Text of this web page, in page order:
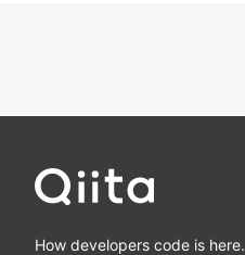
How developers code is here.